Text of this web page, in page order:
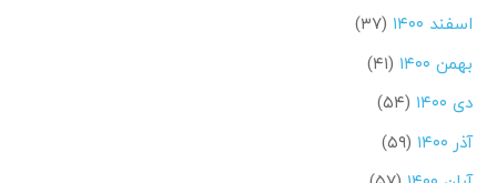
اسفند ۱۴۰۰
(۳۷)
بهمن ۱۴۰۰
(۴۱)
دی ۱۴۰۰
(۵۴)
آذر ۱۴۰۰
(۵۹)